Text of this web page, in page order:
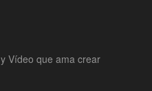
Vídeo que ama crear